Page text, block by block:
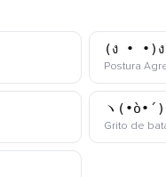
(ง •_•)ง
Postura
ヽ(•̀o•́ )
Grito de